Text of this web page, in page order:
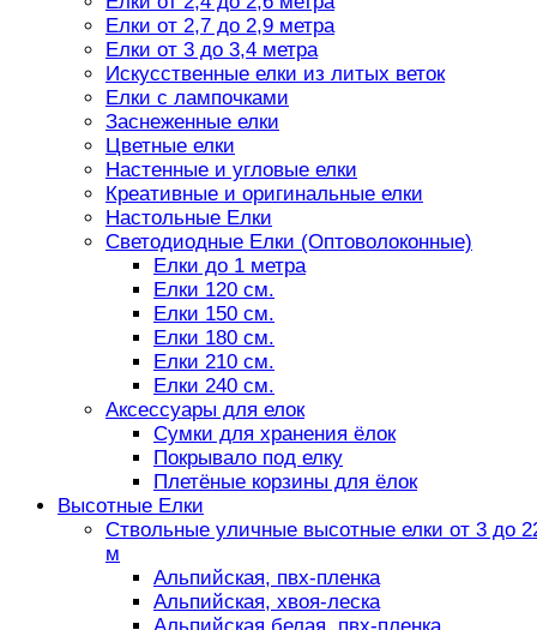
Елки от 2,7 до 2,9 метра
Елки от 3 до 3,4 метра
Искусственные елки из литых веток
Елки с лампочками
Заснеженные елки
Цветные елки
Настенные и угловые елки
Креативные и оригинальные елки
Настольные Елки
Светодиодные Елки (Оптоволоконные)
Елки до 1 метра
Елки 120 см.
Елки 150 см.
Елки 180 см.
Елки 210 см.
Елки 240 см.
Аксессуары для елок
Сумки для хранения ёлок
Покрывало под елку
Плетёные корзины для ёлок
Высотные Елки
Ствольные уличные высотные елки от 3 до
м
Альпийская, пвх-пленка
Альпийская, хвоя-леска